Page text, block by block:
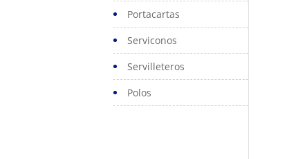
Portacartas
Serviconos
Servilleteros
Polos